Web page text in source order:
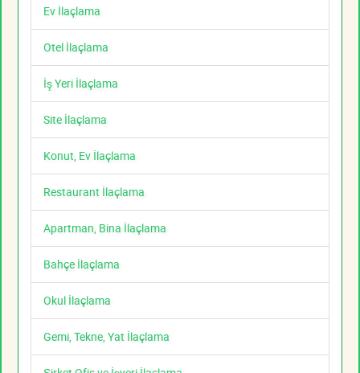
Ev İlaçlama
Otel İlaçlama
İş Yeri İlaçlama
Site İlaçlama
Konut, Ev İlaçlama
Restaurant İlaçlama
Apartman, Bina İlaçlama
Bahçe İlaçlama
Okul İlaçlama
Gemi, Tekne, Yat İlaçlama